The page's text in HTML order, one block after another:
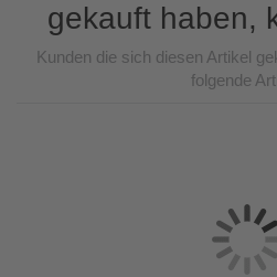
gekauft haben,
Kunden die sich diesen Artikel
folgende